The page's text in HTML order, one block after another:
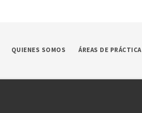
QUIENES SOMOS ÁREAS DE PRÁCTICA